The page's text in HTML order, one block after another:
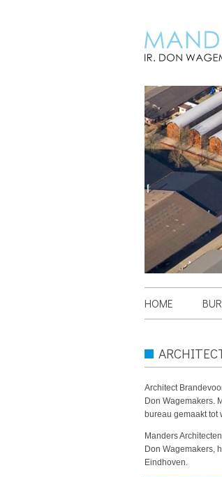
HOME
Architect
Don Wagemakers.
bureau gemaakt tot
Manders
Don Wagemakers,
Eindhoven.